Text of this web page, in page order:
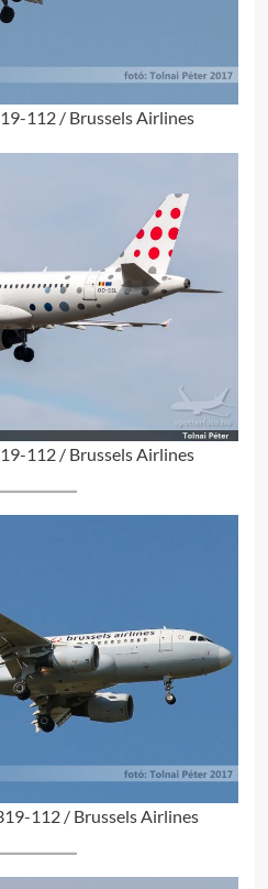
112 / Brussels Airlines
112 / Brussels Airlines
112 / Brussels Airlines